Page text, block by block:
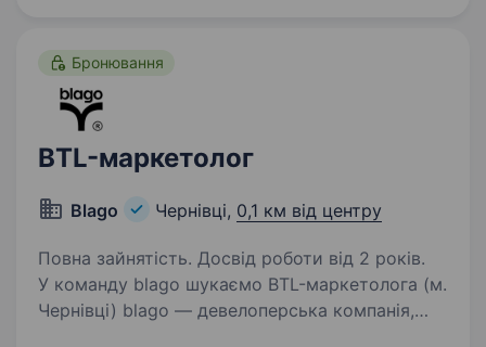
Бронювання
BTL-маркетолог
Blago Чернівці, 0,1 км від центру
Повна зайнятість. Досвід роботи від 2 років.
У команду blago шукаємо BTL-маркетолога (м.
Чернівці) blago — девелоперська компанія,